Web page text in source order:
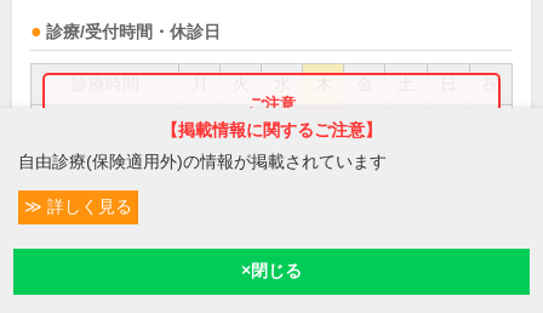
診療/受付時間・休診日
祝
● ● ● ●
16:00～17:00 ● ● ●
お盆(8月中旬)は休診・休業の場合があります。来院前
に必ず医療機関に直接ご確認ください。
備考: 月・土・日曜AMのみ
受付時間は診療開始15分前から診療終了15分前まで
【掲載情報に関するご注意】
自由診療(保険適用外)の情報が掲載されています
詳しく見る